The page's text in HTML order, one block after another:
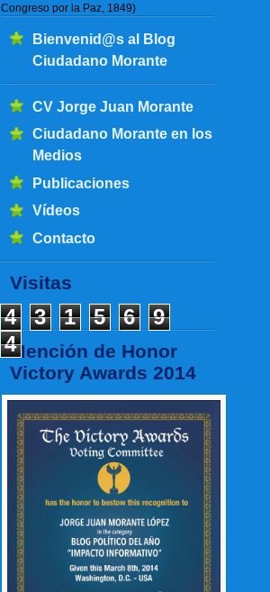
Congreso por la Paz, 1849)
Bienvenid@s al Blog
Ciudadano Morante
CV Jorge Juan Morante
Ciudadano Morante en los
Medios
Publicaciones
Vídeos
Contacto
Visitas
4 3 1 5 6
9
4Mención de Honor
Victory Awards 2014